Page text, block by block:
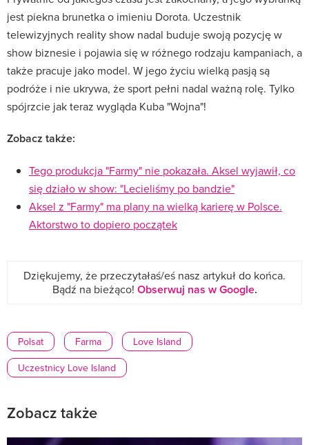
jest piekna brunetka o imieniu Dorota. Uczestnik
telewizyjnych reality show nadal buduje swoją pozycję w
show biznesie i pojawia się w różnego rodzaju kampaniach, a
także pracuje jako model. W jego życiu wielką pasją są
podróże i nie ukrywa, że sport pełni nadal ważną rolę. Tylko
spójrzcie jak teraz wygląda Kuba "Wojna"!
Zobacz także:
Tego produkcja "Farmy" nie pokazała. Aksel wyjawił, co
się działo w show: "Lecieliśmy po bandzie"
Aksel z "Farmy" ma plany na wielką karierę w Polsce.
Aktorstwo to dopiero początek
Dziękujemy, że przeczytałaś/eś nasz artykuł do końca.
Bądź na bieżąco! Obserwuj nas w Google.
Polsat Farma
Love Island
Uczestnicy Love Island
Zobacz także